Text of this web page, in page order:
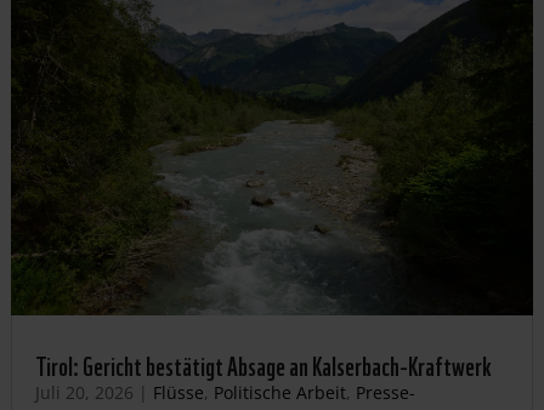
Tirol: Gericht bestätigt Absage an Kalserbach-Kraftwerk
Juli 20, 2026 | Flüsse, Politische Arbeit, Presse-